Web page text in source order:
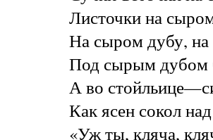
Листочки на
На сыром дубу, на
Под сырым дубом
А во
Как ясен сокол
«Уж ты, кляча,